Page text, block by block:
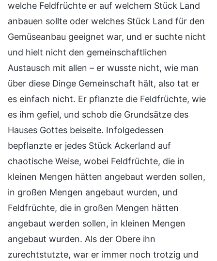
welche Feldfrüchte er auf welchem Stück Land
anbauen sollte oder welches Stück Land für den
Gemüseanbau geeignet war, und er suchte nicht
und hielt nicht den gemeinschaftlichen
Austausch mit allen – er wusste nicht, wie man
über diese Dinge Gemeinschaft hält, also tat er
es einfach nicht. Er pflanzte die Feldfrüchte, wie
es ihm gefiel, und schob die Grundsätze des
Hauses Gottes beiseite. Infolgedessen
bepflanzte er jedes Stück Ackerland auf
chaotische Weise, wobei Feldfrüchte, die in
kleinen Mengen hätten angebaut werden sollen,
in großen Mengen angebaut wurden, und
Feldfrüchte, die in großen Mengen hätten
angebaut werden sollen, in kleinen Mengen
angebaut wurden. Als der Obere ihn
zurechtstutzte, war er immer noch trotzig und